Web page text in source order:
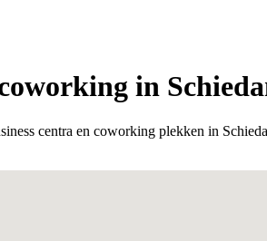
in
centra en coworking plekken in